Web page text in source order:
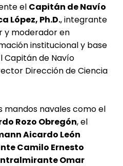
el Capitán de Navío
López, Ph.D., integrante
y moderador en
institucional y base
Capitán de Navío
Dirección de Ciencia
mandos navales como el
Rozo Obregón, el
Aicardo León
Camilo Ernesto
Omar